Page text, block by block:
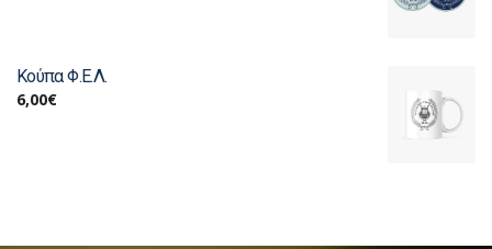
Κούπα Φ.Ε.Λ.
6,00€